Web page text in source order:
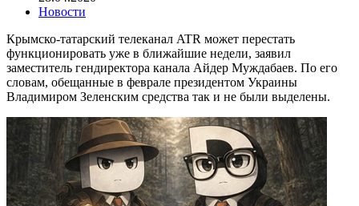
Новости
Крымско-татарский телеканал ATR может перестать
функционировать уже в ближайшие недели, заявил
заместитель гендиректора канала Айдер Муждабаев. По его
словам, обещанные в феврале президентом Украины
Владимиром Зеленским средства так и не были выделены.